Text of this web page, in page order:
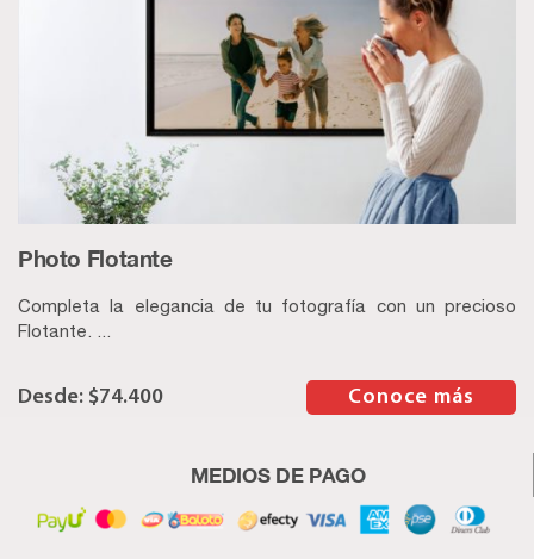
Photo Flotante
Completa la elegancia de tu fotografía con un precioso
Flotante. ...
$74.400 Conoce más
MEDIOS DE PAGO